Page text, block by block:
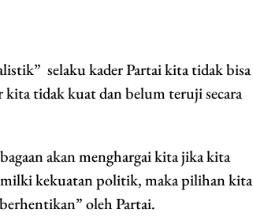
selaku kader Partai kita tidak bisa
kita tidak kuat dan belum teruji secara
akan menghargai kita jika kita
kekuatan politik, maka pilihan kita
oleh Partai.